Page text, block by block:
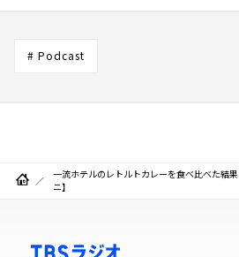
# Podcast
一流ホテルのレトルトカレーを食べ比べた結果
ニ】